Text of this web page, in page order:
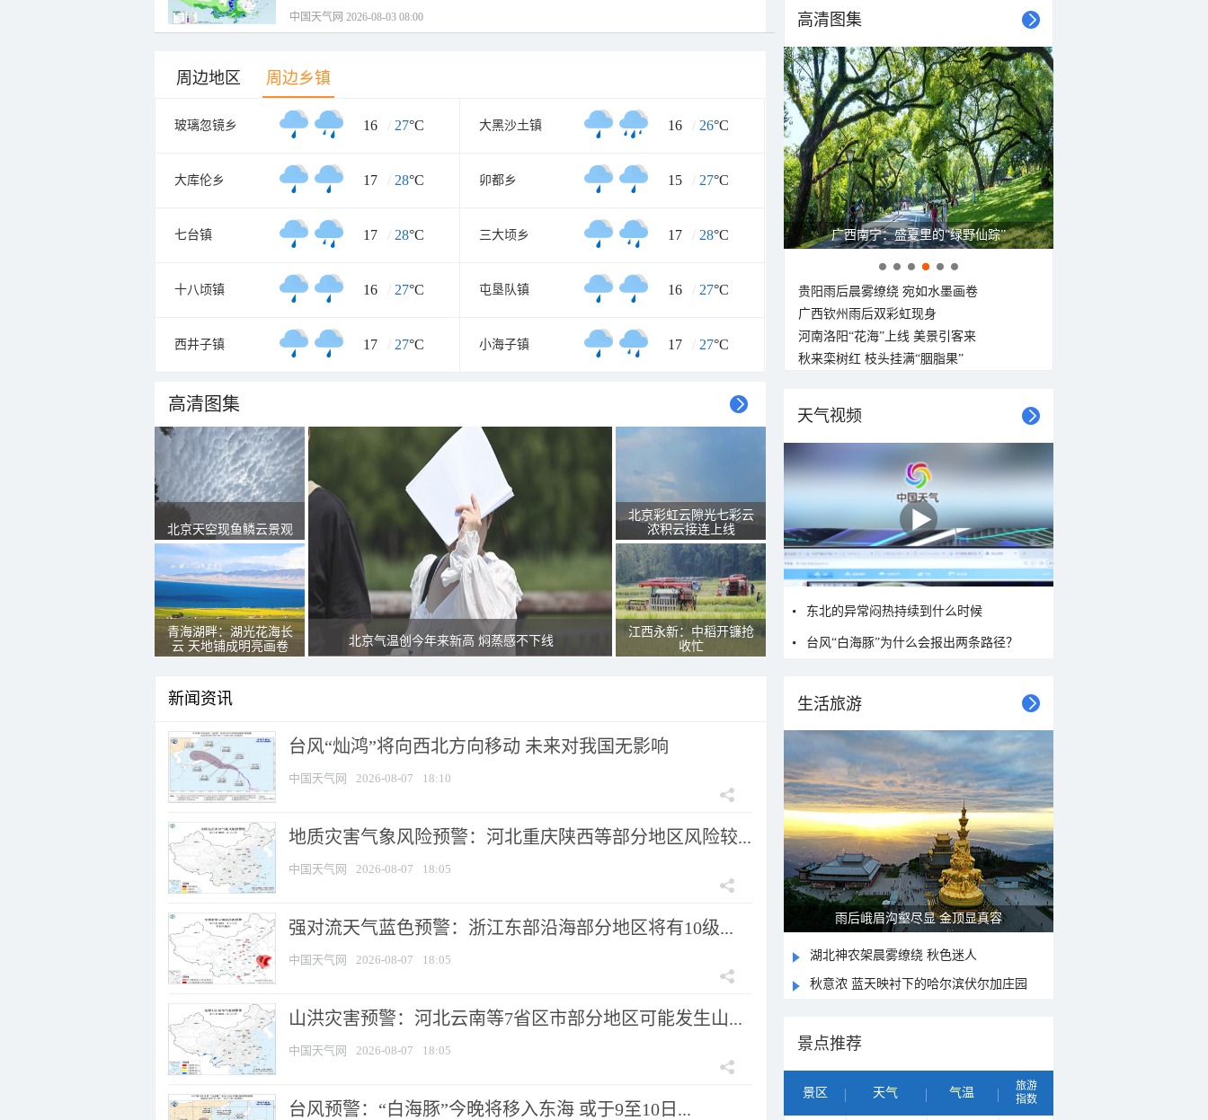
中国天气网 2026-08-03 08:00
周边地区 周边乡镇
玻璃忽镜乡 16 / 27°C 大黑沙土镇 16 / 26°C
大库伦乡 17 / 28°C 卯都乡 15 / 27°C
七台镇 17 / 28°C 三大顷乡 17 / 28°C
十八顷镇 16 / 27°C 屯垦队镇 16 / 27°C
西井子镇 17 / 27°C 小海子镇 17 / 27°C
高清图集
北京天空现鱼鳞云景观
青海湖畔：湖光花海长
云 天地铺成明亮画卷
北京气温创今年来新高 焖蒸感不下线
北京彩虹云隙光七彩云
浓积云接连上线
江西永新：中稻开镰抢
收忙
新闻资讯
台风“灿鸿”将向西北方向移动 未来对我国无影响
中国天气网 2026-08-07 18:10
地质灾害气象风险预警：河北重庆陕西等部分地区风险较...
中国天气网 2026-08-07 18:05
强对流天气蓝色预警：浙江东部沿海部分地区将有10级...
中国天气网 2026-08-07 18:05
山洪灾害预警：河北云南等7省区市部分地区可能发生山...
中国天气网 2026-08-07 18:05
台风预警：“白海豚”今晚将移入东海 或于9至10日...
高清图集
广西南宁：盛夏里的“绿野仙踪”
贵阳雨后晨雾缭绕 宛如水墨画卷
广西钦州雨后双彩虹现身
河南洛阳“花海”上线 美景引客来
秋来栾树红 枝头挂满“胭脂果”
天气视频
东北的异常闷热持续到什么时候
台风“白海豚”为什么会报出两条路径？
生活旅游
雨后峨眉沟壑尽显 金顶显真容
湖北神农架晨雾缭绕 秋色迷人
秋意浓 蓝天映衬下的哈尔滨伏尔加庄园
景点推荐
景区 天气 气温
旅游
指数